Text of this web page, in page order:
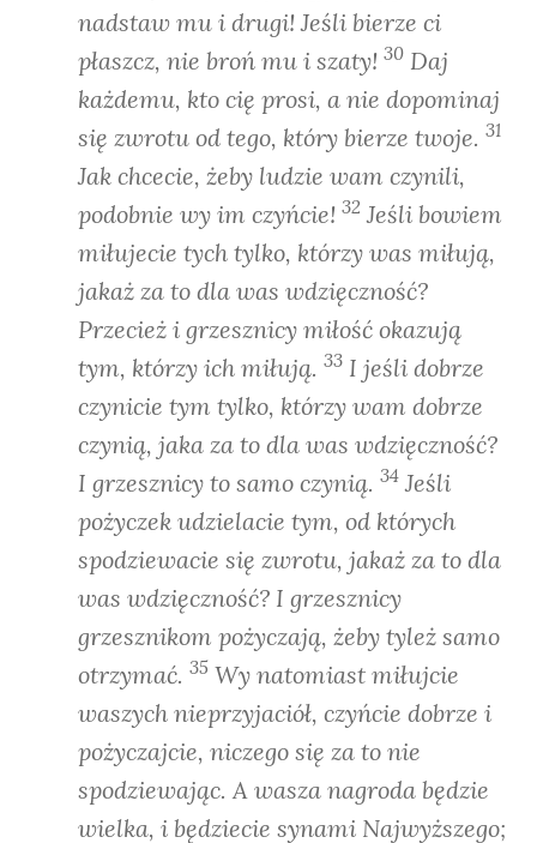
nadstaw mu i drugi! Jeśli bierze ci
płaszcz, nie broń mu i szaty! 30 Daj
każdemu, kto cię prosi, a nie dopominaj
się zwrotu od tego, który bierze twoje. 31
Jak chcecie, żeby ludzie wam czynili,
podobnie wy im czyńcie! 32 Jeśli bowiem
miłujecie tych tylko, którzy was miłują,
jakaż za to dla was wdzięczność?
Przecież i grzesznicy miłość okazują
tym, którzy ich miłują. 33 I jeśli dobrze
czynicie tym tylko, którzy wam dobrze
czynią, jaka za to dla was wdzięczność?
I grzesznicy to samo czynią. 34 Jeśli
pożyczek udzielacie tym, od których
spodziewacie się zwrotu, jakaż za to dla
was wdzięczność? I grzesznicy
grzesznikom pożyczają, żeby tyleż samo
otrzymać. 35 Wy natomiast miłujcie
waszych nieprzyjaciół, czyńcie dobrze i
pożyczajcie, niczego się za to nie
spodziewając. A wasza nagroda będzie
wielka, i będziecie synami Najwyższego;